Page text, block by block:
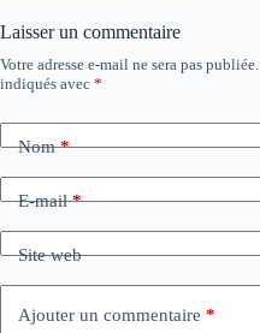
Laisser un commentaire
Votre adresse e-mail ne sera pas publiée.
indiqués avec *
Nom*
E-mail*
Site web
Ajouter un commentaire *